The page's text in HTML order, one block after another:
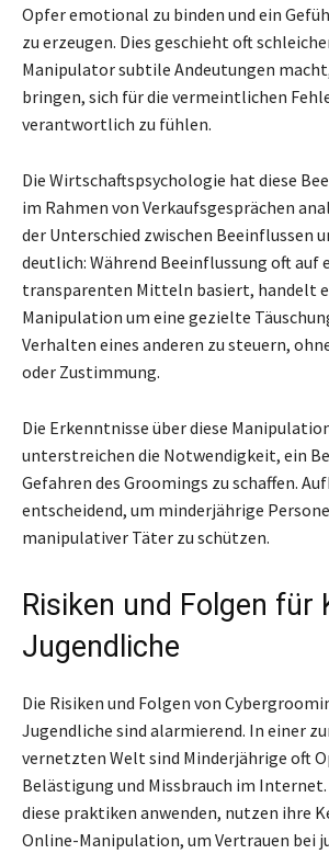
Opfer emotional zu binden und ein
zu erzeugen. Dies geschieht oft
Manipulator subtile Andeutungen
bringen, sich für die vermeintlichen
verantwortlich zu fühlen.
Die Wirtschaftspsychologie hat diese
im Rahmen von Verkaufsgesprächen
der Unterschied zwischen Beeinflussen
deutlich: Während Beeinflussung oft auf
transparenten Mitteln basiert, handelt
Manipulation um eine gezielte
Verhalten eines anderen zu steuern,
oder Zustimmung.
Die Erkenntnisse über diese
unterstreichen die Notwendigkeit, ein
Gefahren des Groomings zu schaffen.
entscheidend, um minderjährige
manipulativer Täter zu schützen.
Risiken und Folgen für
Jugendliche
Die Risiken und Folgen von
Jugendliche sind alarmierend. In einer
vernetzten Welt sind Minderjährige oft
Belästigung und Missbrauch im Internet.
diese praktiken anwenden, nutzen ihre
Online-Manipulation, um Vertrauen bei